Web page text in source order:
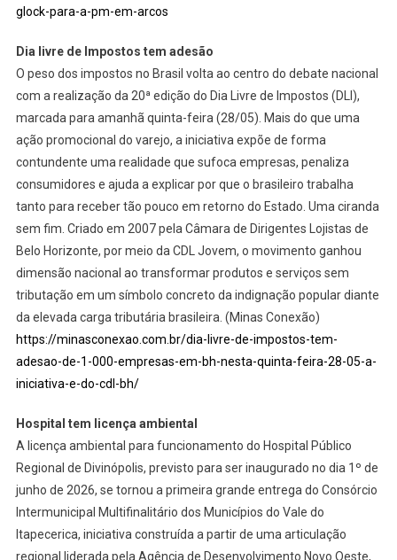
glock-para-a-pm-em-arcos
Dia livre de Impostos tem adesão
O peso dos impostos no Brasil volta ao centro do debate nacional
com a realização da 20ª edição do Dia Livre de Impostos (DLI),
marcada para amanhã quinta-feira (28/05). Mais do que uma
ação promocional do varejo, a iniciativa expõe de forma
contundente uma realidade que sufoca empresas, penaliza
consumidores e ajuda a explicar por que o brasileiro trabalha
tanto para receber tão pouco em retorno do Estado. Uma ciranda
sem fim. Criado em 2007 pela Câmara de Dirigentes Lojistas de
Belo Horizonte, por meio da CDL Jovem, o movimento ganhou
dimensão nacional ao transformar produtos e serviços sem
tributação em um símbolo concreto da indignação popular diante
da elevada carga tributária brasileira. (Minas Conexão)
https://minasconexao.com.br/dia-livre-de-impostos-tem-
adesao-de-1-000-empresas-em-bh-nesta-quinta-feira-28-05-a-
iniciativa-e-do-cdl-bh/
Hospital tem licença ambiental
A licença ambiental para funcionamento do Hospital Público
Regional de Divinópolis, previsto para ser inaugurado no dia 1º de
junho de 2026, se tornou a primeira grande entrega do Consórcio
Intermunicipal Multifinalitário dos Municípios do Vale do
Itapecerica, iniciativa construída a partir de uma articulação
regional liderada pela Agência de Desenvolvimento Novo Oeste,